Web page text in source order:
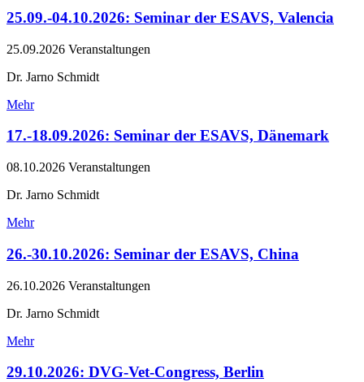
25.09.-04.10.2026: Seminar der ESAVS, Valencia
25.09.2026 Veranstaltungen
Dr. Jarno Schmidt
Mehr
17.-18.09.2026: Seminar der ESAVS, Dänemark
08.10.2026 Veranstaltungen
Dr. Jarno Schmidt
Mehr
26.-30.10.2026: Seminar der ESAVS, China
26.10.2026 Veranstaltungen
Dr. Jarno Schmidt
Mehr
29.10.2026: DVG-Vet-Congress, Berlin